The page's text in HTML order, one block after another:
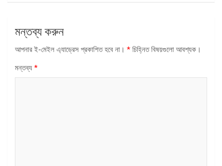
মন্তব্য করুন
আপনার ই-মেইল এ্যাড্রেস প্রকাশিত হবে না। * চিহ্নিত বিষয়গুলো আবশ্যক।
মন্তব্য *